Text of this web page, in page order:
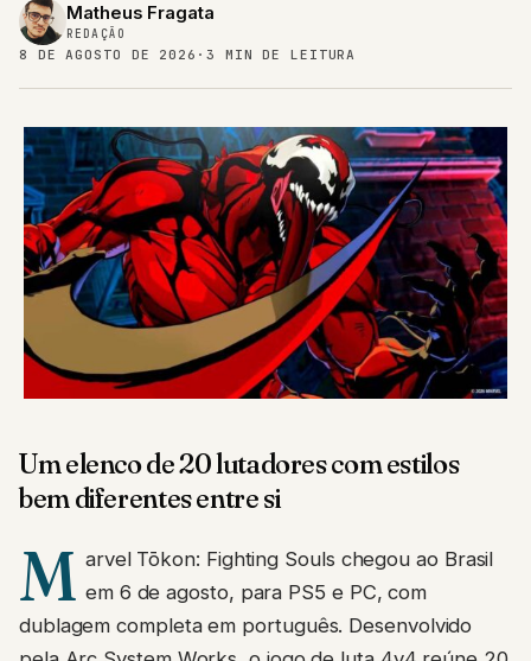
Matheus Fragata
REDAÇÃO
8 DE AGOSTO DE 2026 · 3 MIN DE LEITURA
Um elenco de 20 lutadores com estilos
bem diferentes entre si
M arvel Tōkon: Fighting Souls chegou ao Brasil
em 6 de agosto, para PS5 e PC, com
dublagem completa em português. Desenvolvido